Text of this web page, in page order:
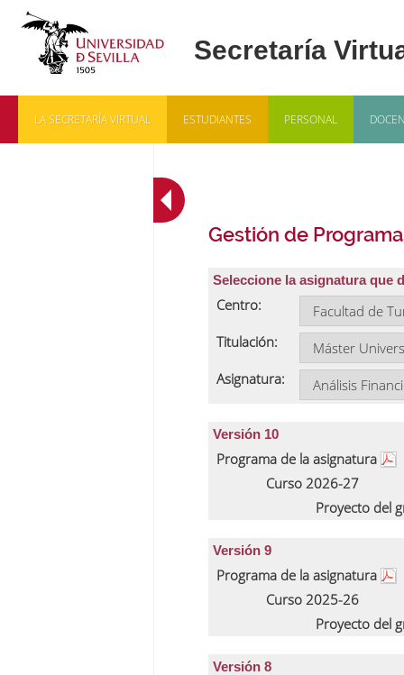
LA SECRETARÍA VIRTUAL ESTUDIANTES PERSONAL
Gestión de
Seleccione la asignatura que
Centro:
Titulación:
Asignatura:
Versión 10
Programa de la asignatura
Curso 2026-27
Proyecto del
Versión 9
Programa de la asignatura
Curso 2025-26
Proyecto del
Versión 8